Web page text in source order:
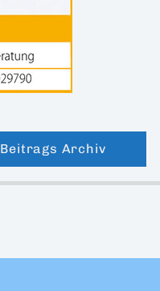
Beitrags Archiv